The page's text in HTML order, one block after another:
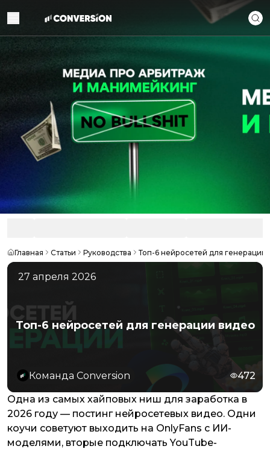
Главная Статьи Руководства Топ-6 нейросетей для генерации
27 апреля 2026
Топ-6 нейросетей для генерации видео
Команда Conversion 472
Одна из самых хайповых ниш для заработка в
2026 году — постинг нейросетевых видео. Одни
коучи советуют выходить на OnlyFans с ИИ-
моделями, вторые подключать YouTube-